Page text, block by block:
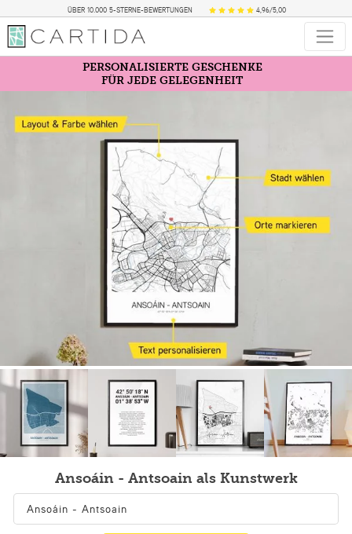
ÜBER 10.000 5-STERNE-BEWERTUNGEN 4,96/5,00
PERSONALISIERTE GESCHENKE
FÜR JEDE GELEGENHEIT
Ansoáin - Antsoain als Kunstwerk